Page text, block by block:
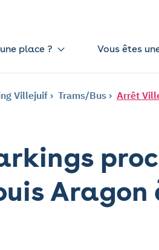
place ? Vous êtes
Villejuif Trams/Bus Arrêt